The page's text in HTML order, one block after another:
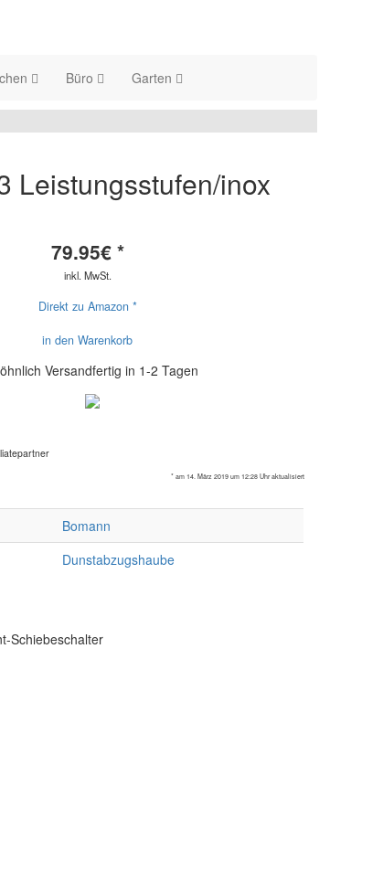
Büro Garten
Leistungsstufen/inox
79.95€ *
inkl. MwSt.
Direkt zu Amazon *
in den Warenkorb
Versandfertig in 1-2 Tagen
* am 14. März 2019 um 12:28 Uhr aktualisiert
Bomann
Dunstabzugshaube
Schiebeschalter